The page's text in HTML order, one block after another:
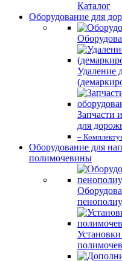
Каталог
Оборудование для
Удаление
Запчасти
для
–
Оборудование для
полимочевины